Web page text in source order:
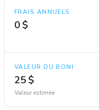
FRAIS ANNUELS
0 $
VALEUR DU BONI
25 $
Valeur estimée